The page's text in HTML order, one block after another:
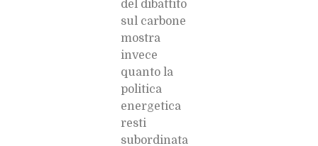
del dibattito
sul carbone
mostra
invece
quanto la
politica
energetica
resti
subordinata